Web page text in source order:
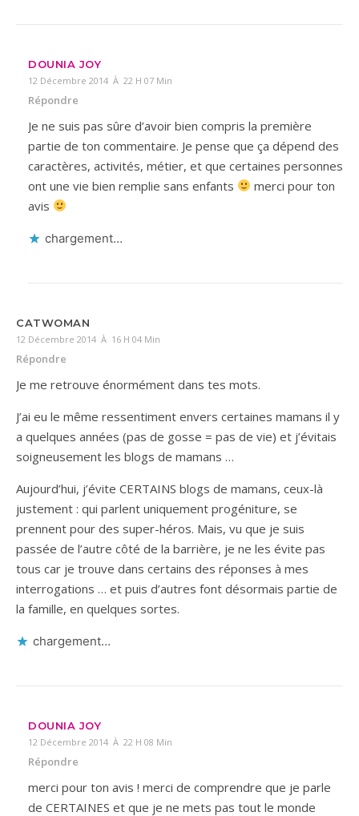
DOUNIA JOY
12 Décembre 2014 À 22 H 07 Min
Répondre
Je ne suis pas sûre d’avoir bien compris la première
partie de ton commentaire. Je pense que ça dépend des
caractères, activités, métier, et que certaines personnes
ont une vie bien remplie sans enfants
merci pour ton
avis
chargement…
CATWOMAN
12 Décembre 2014 À 16 H 04 Min
Répondre
Je me retrouve énormément dans tes mots.
J’ai eu le même ressentiment envers certaines mamans il y
a quelques années (pas de gosse = pas de vie) et j’évitais
soigneusement les blogs de mamans …
Aujourd’hui, j’évite CERTAINS blogs de mamans, ceux-là
justement : qui parlent uniquement progéniture, se
prennent pour des super-héros. Mais, vu que je suis
passée de l’autre côté de la barrière, je ne les évite pas
tous car je trouve dans certains des réponses à mes
interrogations … et puis d’autres font désormais partie de
la famille, en quelques sortes.
chargement…
DOUNIA JOY
12 Décembre 2014 À 22 H 08 Min
Répondre
merci pour ton avis ! merci de comprendre que je parle
de CERTAINES et que je ne mets pas tout le monde